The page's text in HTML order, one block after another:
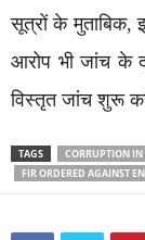
सूत्रों के मुताबिक,
आरोप भी जांच के
विस्तृत जांच शुरू
TAGS
CORRUPTION
FIR ORDERED AGAINST